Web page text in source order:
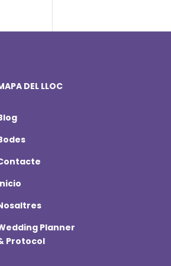
DEL LLOC
Planner
Protocol